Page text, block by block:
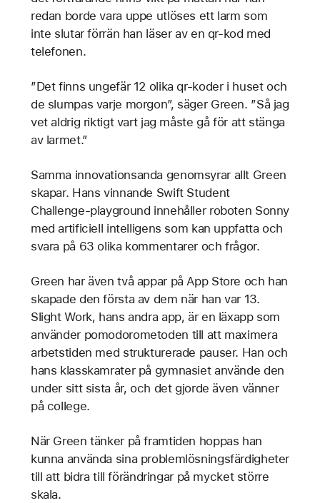
redan borde vara uppe utlöses ett larm som
inte slutar förrän han läser av en qr-kod med
telefonen.
”Det finns ungefär 12 olika qr-koder i huset och
de slumpas varje morgon”, säger Green. ”Så jag
vet aldrig riktigt vart jag måste gå för att stänga
av larmet.”
Samma innovationsanda genomsyrar allt Green
skapar. Hans vinnande Swift Student
Challenge-playground innehåller roboten Sonny
med artificiell intelligens som kan uppfatta och
svara på 63 olika kommentarer och frågor.
Green har även två appar på App Store och han
skapade den första av dem när han var 13.
Slight Work, hans andra app, är en läxapp som
använder pomodorometoden till att maximera
arbetstiden med strukturerade pauser. Han och
hans klasskamrater på gymnasiet använde den
under sitt sista år, och det gjorde även vänner
på college.
När Green tänker på framtiden hoppas han
kunna använda sina problemlösningsfärdigheter
till att bidra till förändringar på mycket större
skala.